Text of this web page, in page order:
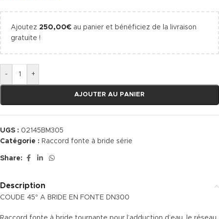
Ajoutez 250,00€ au panier et bénéficiez de la livraison
gratuite !
- +
AJOUTER AU PANIER
UGS : 02145BM305
Catégorie : Raccord fonte à bride série
Share:
Description
COUDE 45° A BRIDE EN FONTE DN300